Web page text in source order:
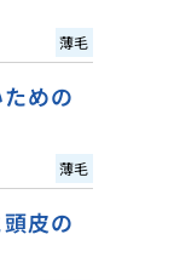
薄毛
めの
薄毛
皮の